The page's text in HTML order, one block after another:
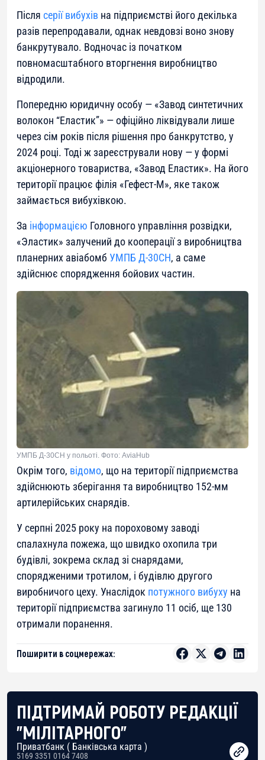
Після серії вибухів на підприємстві його декілька
разів перепродавали, однак невдовзі воно знову
банкрутувало. Водночас із початком
повномасштабного вторгнення виробництво
відродили.
Попередню юридичну особу — «Завод синтетичних
волокон “Еластик”» — офіційно ліквідували лише
через сім років після рішення про банкрутство, у
2024 році. Тоді ж зареєстрували нову — у формі
акціонерного товариства, «Завод Еластик». На його
території працює філія «Гефест-М», яке також
займається вибухівкою.
За інформацією Головного управління розвідки,
«Эластик» залучений до кооперації з виробництва
планерних авіабомб УМПБ Д-30СН, а саме
здійснює спорядження бойових частин.
УМПБ Д-30СН у польоті. Фото: AviaHub
Окрім того, відомо, що на території підприємства
здійснюють зберігання та виробництво 152-мм
артилерійських снарядів.
У серпні 2025 року на пороховому заводі
спалахнула пожежа, що швидко охопила три
будівлі, зокрема склад зі снарядами,
спорядженими тротилом, і будівлю другого
виробничого цеху. Унаслідок потужного вибуху на
території підприємства загинуло 11 осіб, ще 130
отримали поранення.
Поширити в соцмережах:
ПІДТРИМАЙ РОБОТУ РЕДАКЦІЇ
"МІЛІТАРНОГО"
Приватбанк ( Банківська карта )
5169 3351 0164 7408